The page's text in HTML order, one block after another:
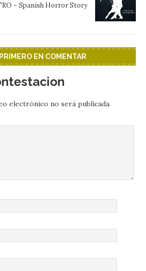
– Spanish Horror Story
EN COMENTAR
electrónico no será publicada.